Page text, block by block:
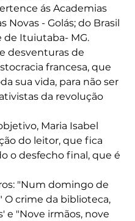
ás Academias
Novas - Golás; do Brasil
de Ituiutaba- MG.
desventuras de
francesa, que
sua vida, para não ser
da revolução
Maria Isabel
do leitor, que fica
o desfecho final, que é
"Num domingo de
O crime da biblioteca,
e "Nove irmãos, nove